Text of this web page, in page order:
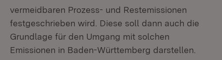
vermeidbaren Prozess- und Restemissionen
festgeschrieben wird. Diese soll dann auch die
Grundlage für den Umgang mit solchen
Emissionen in Baden-Württemberg darstellen.